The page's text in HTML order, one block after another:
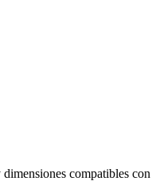
compatibles